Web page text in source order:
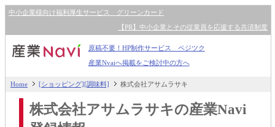
中小企業様向け福利厚生サービス グリーンカード
【PR】中小企業とその従業員を応援する共済制度
原稿不要！HP制作サービス ペジツク
産業Nvaiへ掲載をご検討中の方へ
Home [ショッピング][調味料] 株式会社アサムラサキ
株式会社アサムラサキの産業Navi